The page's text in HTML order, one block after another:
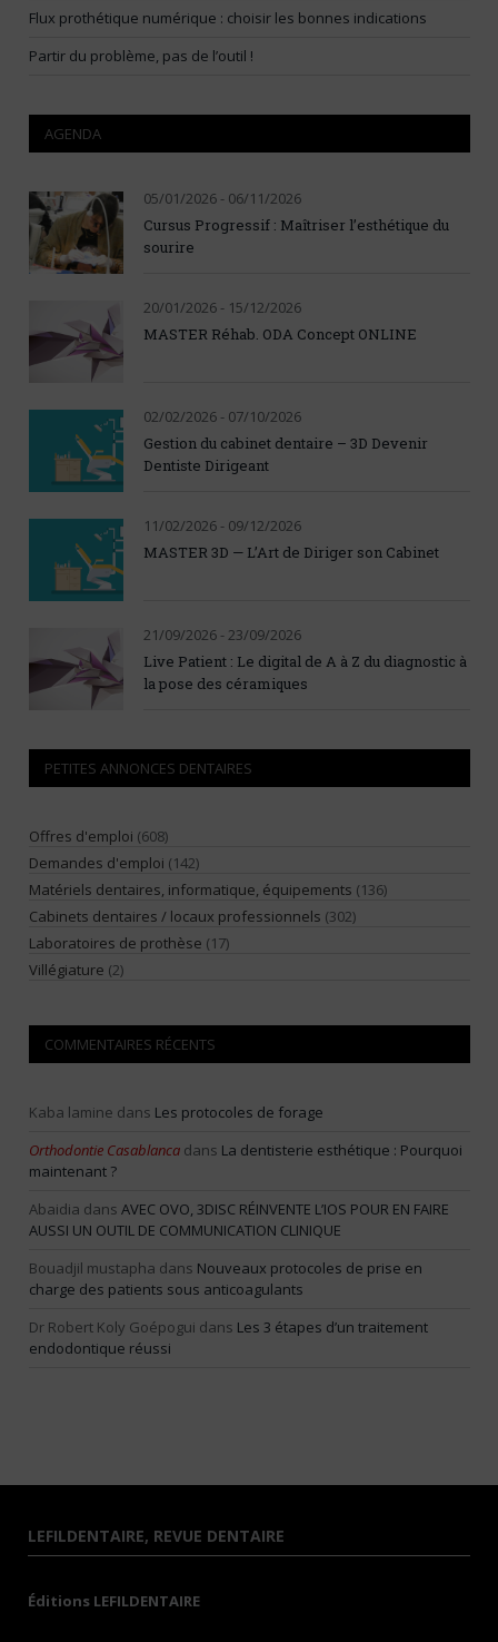
Flux prothétique numérique : choisir les bonnes indications
Partir du problème, pas de l’outil !
AGENDA
05/01/2026 - 06/11/2026
Cursus Progressif : Maîtriser l’esthétique du
sourire
20/01/2026 - 15/12/2026
MASTER Réhab. ODA Concept ONLINE
02/02/2026 - 07/10/2026
Gestion du cabinet dentaire – 3D Devenir
Dentiste Dirigeant
11/02/2026 - 09/12/2026
MASTER 3D — L’Art de Diriger son Cabinet
21/09/2026 - 23/09/2026
Live Patient : Le digital de A à Z du diagnostic à
la pose des céramiques
PETITES ANNONCES DENTAIRES
Offres d'emploi (608)
Demandes d'emploi (142)
Matériels dentaires, informatique, équipements (136)
Cabinets dentaires / locaux professionnels (302)
Laboratoires de prothèse (17)
Villégiature (2)
COMMENTAIRES RÉCENTS
Kaba lamine dans Les protocoles de forage
Orthodontie Casablanca dans La dentisterie esthétique : Pourquoi
maintenant ?
Abaidia dans AVEC OVO, 3DISC RÉINVENTE L’IOS POUR EN FAIRE
AUSSI UN OUTIL DE COMMUNICATION CLINIQUE
Bouadjil mustapha dans Nouveaux protocoles de prise en
charge des patients sous anticoagulants
Dr Robert Koly Goépogui dans Les 3 étapes d’un traitement
endodontique réussi
LEFILDENTAIRE, REVUE DENTAIRE
Éditions LEFILDENTAIRE